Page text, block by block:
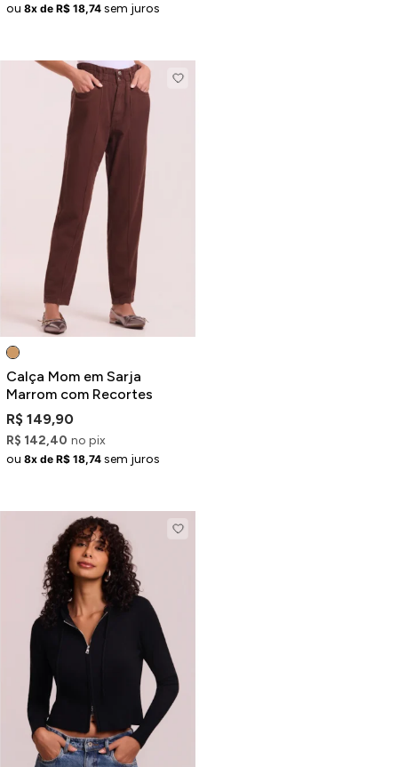
ou 8x de R$ 18,74 sem juros
Calça Mom em Sarja
Marrom com Recortes
R$ 149,90
R$ 142,40 no pix
ou 8x de R$ 18,74 sem juros